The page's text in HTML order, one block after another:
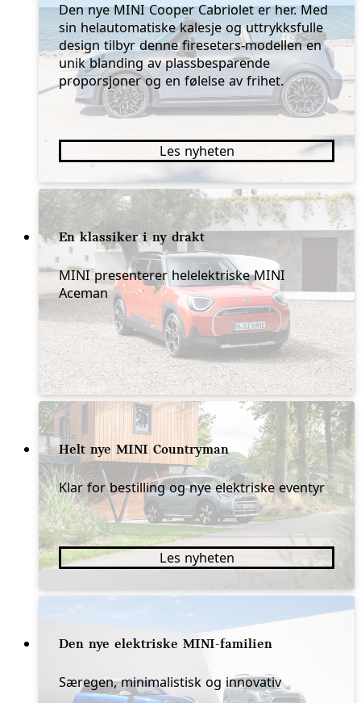
Den nye MINI Cooper Cabriolet er her. Med
sin helautomatiske kalesje og uttrykksfulle
design tilbyr denne fireseters-modellen en
unik blanding av plassbesparende
proporsjoner og en følelse av frihet.
Les nyheten
En klassiker i ny drakt
MINI presenterer helelektriske MINI
Aceman
Helt nye MINI Countryman
Klar for bestilling og nye elektriske eventyr
Les nyheten
Den nye elektriske MINI-familien
Særegen, minimalistisk og innovativ